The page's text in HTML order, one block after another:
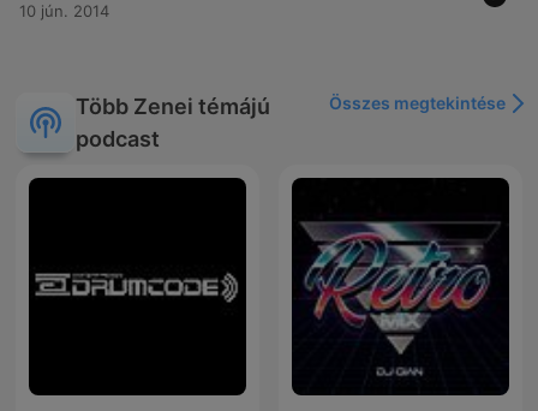
10 jún. 2014
Több Zenei témájú
podcast
Összes megtekintése